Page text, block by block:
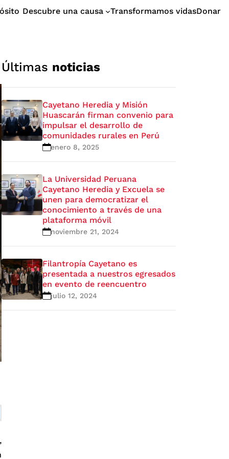
Descubre una causa Transformamos vidasDonar
Últimas noticias
Cayetano Heredia y Misión
Huascarán firman convenio para
impulsar el desarrollo de
comunidades rurales en Perú
enero 8, 2025
La Universidad Peruana
Cayetano Heredia y Excuela se
unen para democratizar el
conocimiento a través de una
plataforma móvil
noviembre 21, 2024
Filantropía Cayetano es
presentada a nuestros egresados
en evento de reencuentro
julio 12, 2024